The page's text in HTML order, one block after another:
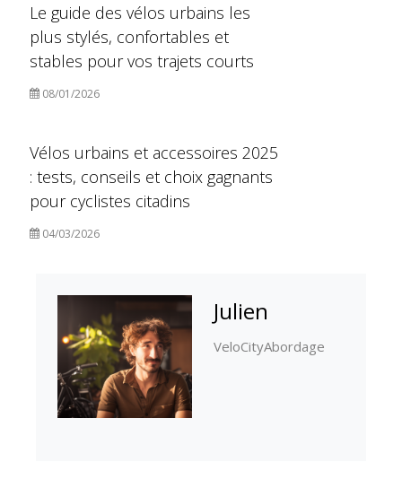
Le guide des vélos urbains les
plus stylés, confortables et
stables pour vos trajets courts
08/01/2026
Vélos urbains et accessoires 2025
: tests, conseils et choix gagnants
pour cyclistes citadins
04/03/2026
Julien
VeloCityAbordage